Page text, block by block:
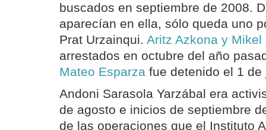
buscados en septiembre de 2008.
aparecían en ella, sólo queda uno
Prat Urzainqui. Aritz Azkona y Mikel
arrestados en octubre del año
Mateo Esparza fue detenido el 1
Andoni Sarasola Yarzábal era
de agosto e inicios de septiembre
de las operaciones que el Instituto